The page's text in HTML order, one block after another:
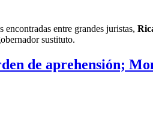
entre grandes juristas,
sustituto.
de aprehensión;